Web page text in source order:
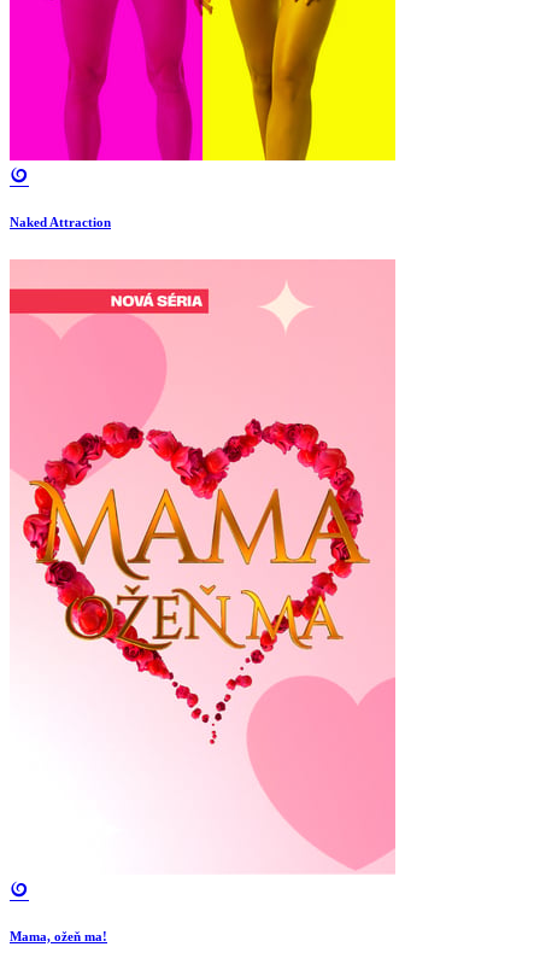
Naked Attraction
Mama, ožeň ma!